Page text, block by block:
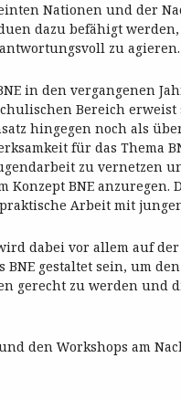
Nationen und der
dazu befähigt
zu agieren.
in den vergangenen
Bereich erweist
hingegen noch als
für das Thema
zu vernetzen
BNE anzuregen.
Arbeit mit
dabei vor allem auf
gestaltet sein, um
gerecht zu werden und
den Workshops am